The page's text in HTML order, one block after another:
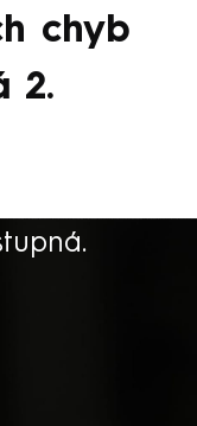
chyb
2.